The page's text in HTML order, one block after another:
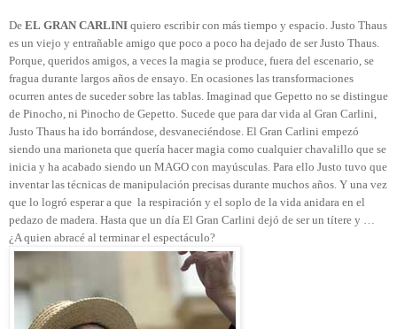
De EL GRAN CARLINI quiero escribir con más tiempo y espacio. Justo Thaus
es un viejo y entrañable amigo que poco a poco ha dejado de ser Justo Thaus.
Porque, queridos amigos, a veces la magia se produce, fuera del escenario, se
fragua durante largos años de ensayo. En ocasiones las transformaciones
ocurren antes de suceder sobre las tablas. Imaginad que Gepetto no se distingue
de Pinocho, ni Pinocho de Gepetto. Sucede que para dar vida al Gran Carlini,
Justo Thaus ha ido borrándose, desvaneciéndose. El Gran Carlini empezó
siendo una marioneta que quería hacer magia como cualquier chavalillo que se
inicia y ha acabado siendo un MAGO con mayúsculas. Para ello Justo tuvo que
inventar las técnicas de manipulación precisas durante muchos años. Y una vez
que lo logró esperar a que la respiración y el soplo de la vida anidara en el
pedazo de madera. Hasta que un día El Gran Carlini dejó de ser un títere y …
¿A quien abracé al terminar el espectáculo?